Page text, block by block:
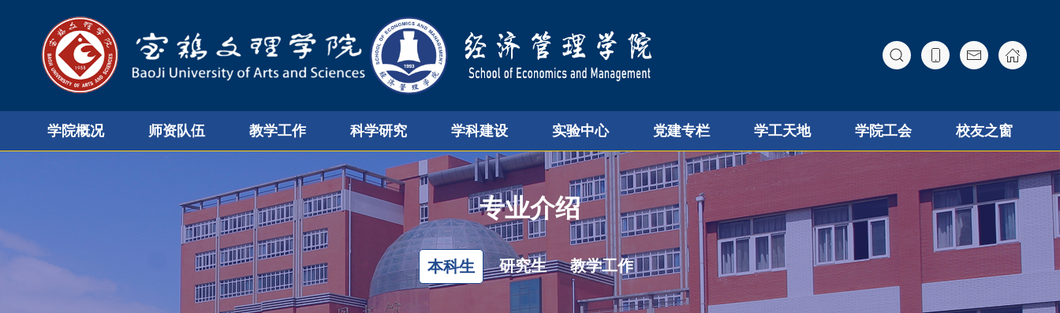
学院概况 师资队伍 教学工作 科学研究 学科建设 实验中心 党建专栏 学工天地 学院工会 校友之窗
专业介绍
本科生 研究生 教学工作